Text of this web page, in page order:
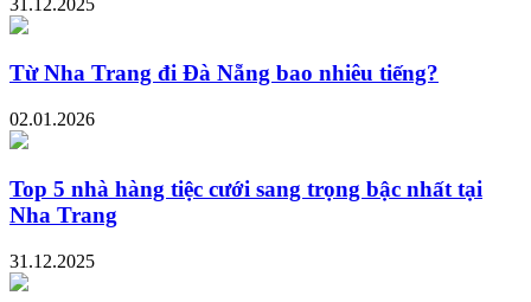
Từ Nha Trang đi Đà Nẵng bao nhiêu tiếng?
02.01.2026
Top 5 nhà hàng tiệc cưới sang trọng bậc nhất tại
Nha Trang
31.12.2025